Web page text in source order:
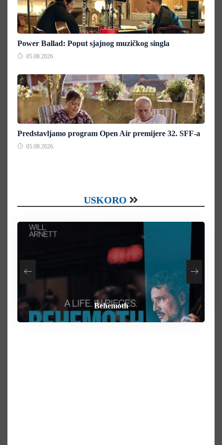
Power Ballad: Poput sjajnog muzičkog singla
05.08.2026.
Predstavljamo program Open Air premijere 32. SFF-a
05.08.2026.
USKORO
Heart of the Beast
Behemoth
How To Rob A Bank
By Any Means